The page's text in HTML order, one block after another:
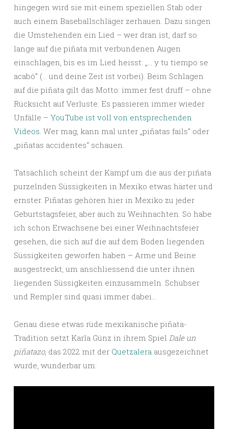
hingegen wird sie mit einem speziellen Stab oder
auch einem Baseballschläger zerhauen. Dazu singen
die Umstehenden ein Lied – wer dran ist, darf so
lange auf die piñata mit verbundenen Augen
einschlagen, bis es im Lied heisst: „… y tu tiempo se
acabó“ (… und deine Zeit ist vorbei). Beim Schlagen
auf die piñata gilt das Motto: immer fest druff – ohne
Rücksicht auf Verluste. Es passieren immer wieder
Unfälle – YouTube ist voll von entsprechenden
Videos. Wer mag, kann mal unter „piñatas fails“ oder
„piñatas accidentes“ schauen.
Tatsächlich scheint der Kampf um die aus der piñata
purzelnden Süssigkeiten in Mexiko etwas härter und
ernster. Piñatas gehören hier in Mexiko zu jeder
Geburtstagsfeier, aber auch zu Weihnachten. So habe
ich schon Erwachsene bei einer Weihnachtsfeier
gesehen, die sich auf die auf dem Boden liegenden
Süssigkeiten geworfen haben – Arme und Beine
ausgestreckt, um anschliessend die unter ihnen
liegenden Süssigkeiten einzusammeln. Schubser
und Rempler sind quasi immer dabei…
Genau diese etwas rüde mexikanische piñata-
Tradition setzt Karla Günz in ihrem Spiel Dale un
piñatazo, das 2022 mit der Quetzalera ausgezeichnet
wurde, wunderbar um: